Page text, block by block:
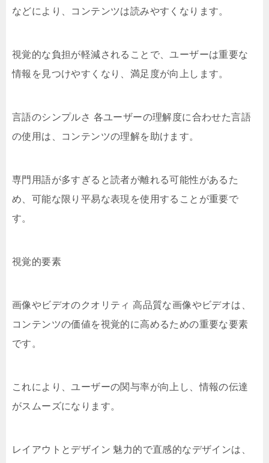
などにより、コンテンツは読みやすくなります。
視覚的な負担が軽減されることで、ユーザーは重要な
情報を見つけやすくなり、満足度が向上します。
言語のシンプルさ 各ユーザーの理解度に合わせた言語
の使用は、コンテンツの理解を助けます。
専門用語が多すぎると読者が離れる可能性があるた
め、可能な限り平易な表現を使用することが重要で
す。
視覚的要素
画像やビデオのクオリティ 高品質な画像やビデオは、
コンテンツの価値を視覚的に高めるための重要な要素
です。
これにより、ユーザーの関与率が向上し、情報の伝達
がスムーズになります。
レイアウトとデザイン 魅力的で直感的なデザインは、